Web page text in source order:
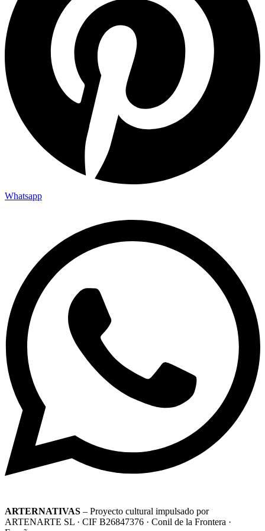
Whatsapp
ARTERNATIVAS – Proyecto cultural impulsado por
ARTENARTE SL · CIF B26847376 · Conil de la Frontera ·